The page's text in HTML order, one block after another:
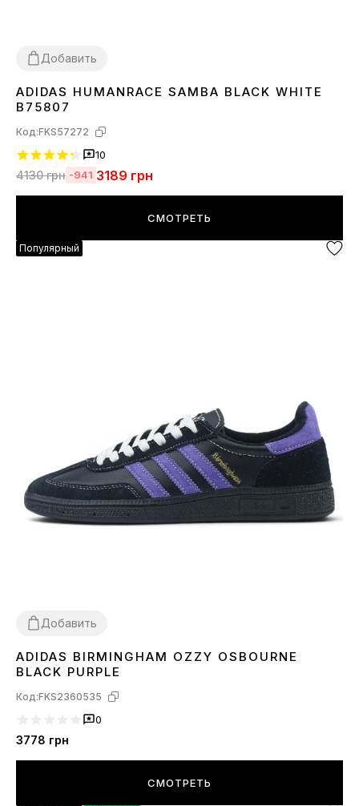
Добавить
36 3738 39 404142434445
ADIDAS HUMANRACE SAMBA BLACK WHITE
B75807
Код:FKS57272
10
4130грн -941 3189 грн
СМОТРЕТЬ
Популярный
Добавить
36 3738 39 41424344 45
ADIDAS BIRMINGHAM OZZY OSBOURNE
BLACK PURPLE
Код:FKS2360535
0
3778 грн
СМОТРЕТЬ